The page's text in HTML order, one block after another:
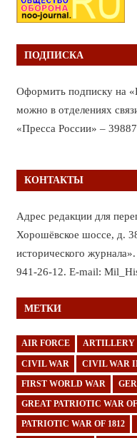
ПОДПИСКА
Оформить подписку на
можно в отделениях
«Пресса России» –
КОНТАКТЫ
Адрес редакции для
Хорошёвское шоссе, д.
исторического
941-26-12. E-mail:
МЕТКИ
AIR FORCE ARTILLERY
CIVIL WAR CIVIL WAR
FIRST WORLD WAR
GREAT PATRIOTIC WAR
PATRIOTIC WAR OF 1812